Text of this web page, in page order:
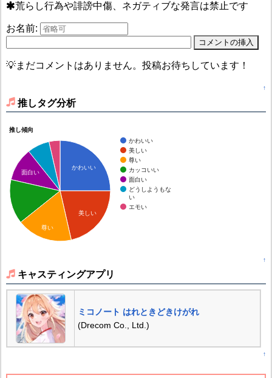
荒らし行為や誹謗中傷、ネガティブな発言は禁止です
お名前:
💡まだコメントはありません。投稿お待ちしています！
↑
推しタグ分析
推し傾向
かわいい
美しい
尊い
カッコいい
面白い
どうしようもな
い
エモい
かわいい
美しい
面白い
尊い
↑
キャスティングアプリ
ミコノート はれときどきけがれ
(Drecom Co., Ltd.)
↑